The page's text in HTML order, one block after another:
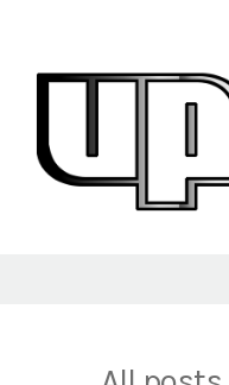
content